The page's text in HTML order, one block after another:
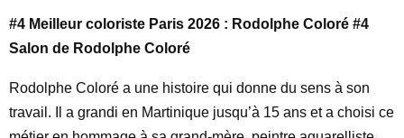
#4 Meilleur coloriste Paris 2026 : Rodolphe Coloré #4
Salon de Rodolphe Coloré
Rodolphe Coloré a une histoire qui donne du sens à son
travail. Il a grandi en Martinique jusqu’à 15 ans et a choisi ce